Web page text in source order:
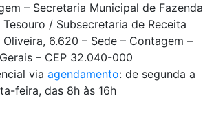
– Secretaria Municipal de Fazenda
/ Subsecretaria de Receita
6.620 – Sede – Contagem –
– CEP 32.040-000
via agendamento: de segunda a
feira, das 8h às 16h